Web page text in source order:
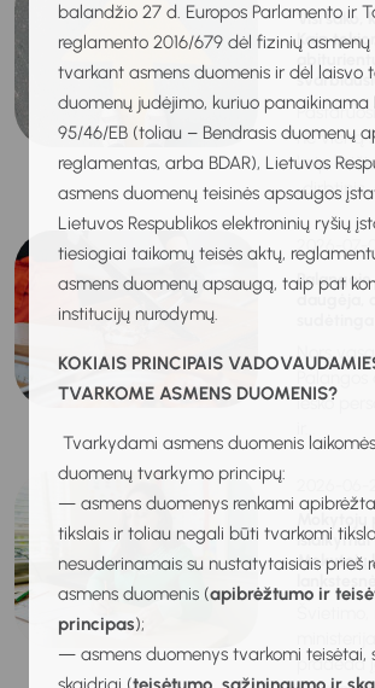
balandžio 27 d. Europos Parlamento ir
reglamento 2016/679 dėl fizinių
tvarkant asmens duomenis ir dėl laisvo
duomenų judėjimo, kuriuo panaikinama
95/46/EB (toliau – Bendrasis duomenų
reglamentas, arba BDAR), Lietuvos
asmens duomenų teisinės apsaugos
Lietuvos Respublikos elektroninių ryšių
tiesiogiai taikomų teisės aktų,
asmens duomenų apsaugą, taip pat
institucijų nurodymų.
KOKIAIS PRINCIPAIS
TVARKOME ASMENS DUOMENIS?
Tvarkydami asmens duomenis
duomenų tvarkymo principų:
— asmens duomenys renkami
tikslais ir toliau negali būti tvarkomi
nesuderinamais su nustatytaisiais prieš
asmens duomenis (apibrėžtumo ir
principas);
— asmens duomenys tvarkomi teisėtai,
Visi sako,
Kaip
ne vieną
kaip
„dirbtinis...
2026-07-
daugėja,
Nors
ieško
Mokytojų
Mokytojų
pradeda